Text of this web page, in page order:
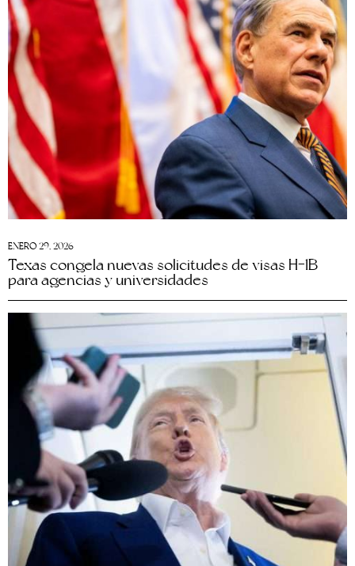
ENERO 29, 2026
Texas congela nuevas solicitudes de visas H-1B
para agencias y universidades